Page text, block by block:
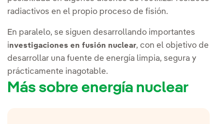
radiactivos en el propio proceso de fisión.
En paralelo, se siguen desarrollando importantes
investigaciones en fusión nuclear, con el objetivo de
desarrollar una fuente de energía limpia, segura y
prácticamente inagotable.
Más sobre energía nuclear